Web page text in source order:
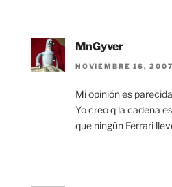
MnGyver
NOVIEMBRE 16,
Mi opinión es
Yo creo q la cadena
que ningún Ferrari